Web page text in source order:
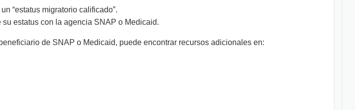
“estatus migratorio calificado”.
estatus con la agencia SNAP o Medicaid.
de SNAP o Medicaid, puede encontrar recursos adicionales en: